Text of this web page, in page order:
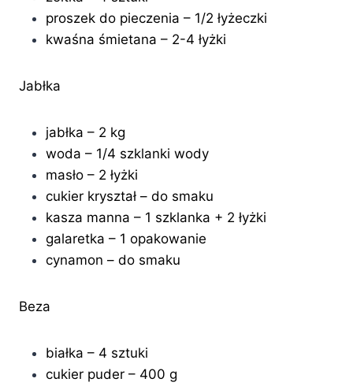
proszek do pieczenia – 1/2 łyżeczki
kwaśna śmietana – 2-4 łyżki
Jabłka
jabłka – 2 kg
woda – 1/4 szklanki wody
masło – 2 łyżki
cukier kryształ – do smaku
kasza manna – 1 szklanka + 2 łyżki
galaretka – 1 opakowanie
cynamon – do smaku
Beza
białka – 4 sztuki
cukier puder – 400 g